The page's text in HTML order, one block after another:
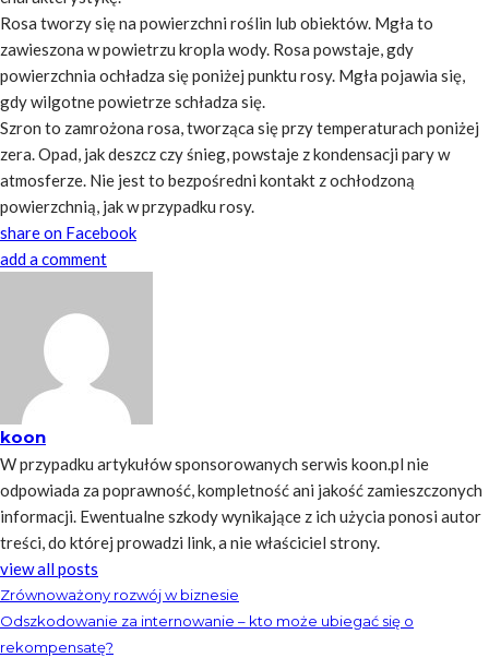
Rosa tworzy się na powierzchni roślin lub obiektów. Mgła to
zawieszona w powietrzu kropla wody. Rosa powstaje, gdy
powierzchnia ochładza się poniżej punktu rosy. Mgła pojawia się,
gdy wilgotne powietrze schładza się.
Szron to zamrożona rosa, tworząca się przy temperaturach poniżej
zera. Opad, jak deszcz czy śnieg, powstaje z kondensacji pary w
atmosferze. Nie jest to bezpośredni kontakt z ochłodzoną
powierzchnią, jak w przypadku rosy.
share on Facebook
add a comment
koon
W przypadku artykułów sponsorowanych serwis koon.pl nie
odpowiada za poprawność, kompletność ani jakość zamieszczonych
informacji. Ewentualne szkody wynikające z ich użycia ponosi autor
treści, do której prowadzi link, a nie właściciel strony.
view all posts
Zrównoważony rozwój w biznesie
Odszkodowanie za internowanie – kto może ubiegać się o
rekompensatę?